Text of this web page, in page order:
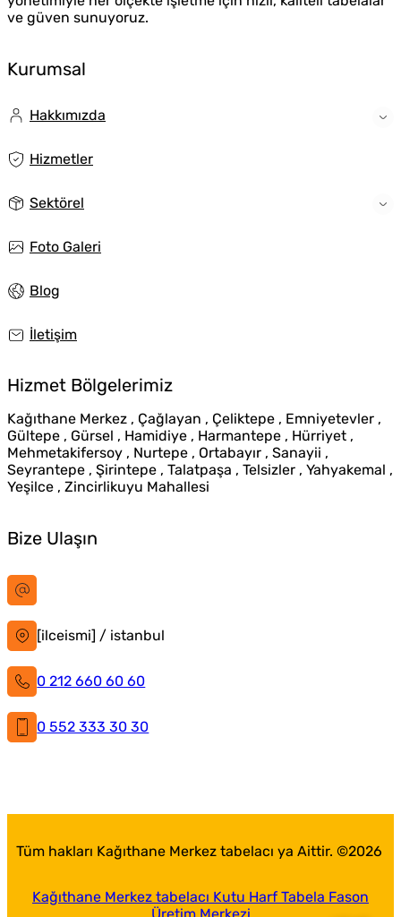
ve güven sunuyoruz.
Kurumsal
Hakkımızda
Hizmetler
Sektörel
Foto Galeri
Blog
İletişim
Hizmet Bölgelerimiz
Kağıthane Merkez , Çağlayan , Çeliktepe , Emniyetevler ,
Gültepe , Gürsel , Hamidiye , Harmantepe , Hürriyet ,
Mehmetakifersoy , Nurtepe , Ortabayır , Sanayii ,
Seyrantepe , Şirintepe , Talatpaşa , Telsizler , Yahyakemal ,
Yeşilce , Zincirlikuyu Mahallesi
Bize Ulaşın
[ilceismi] / istanbul
0 212 660 60 60
0 552 333 30 30
Tüm hakları Kağıthane Merkez tabelacı ya Aittir. ©2026
Kağıthane Merkez tabelacı Kutu Harf Tabela Fason